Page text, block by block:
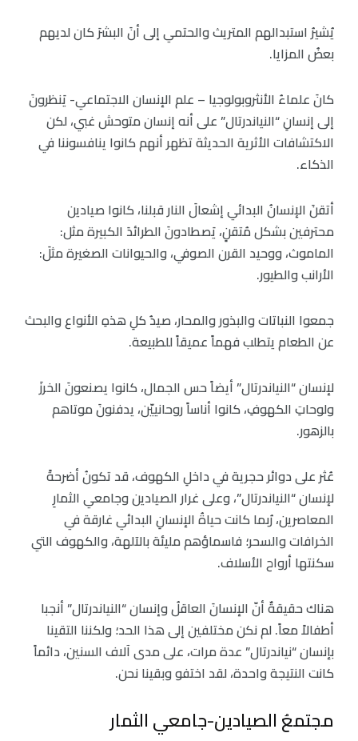
يُشيرُ استبدالهم المتريث والحتمي إلى أنَ البشرَ كان لديهم
بعضُ المزايا.
كانَ علماءُ الأنثروبولوجيا – علم الإنسان الاجتماعي- يَنظرونَ
إلى إنسانِ “النياندرتال” على أنه إنسان متوحش غبي، لكن
الاكتشافات الأثرية الحديثة تظهر أنهم كانوا ينافسوننا في
الذكاء.
أتقنَ الإنسانُ البدائي إشعالَ النار قبلنا، كانوا صيادين
محترفين بشكل مُتقنٍ، يَصطادونَ الطرائدَ الكبيرة مثل:
الماموث، ووحيد القرن الصوفي، والحيوانات الصغيرة مثلَ:
الأرانب والطيور.
جمعوا النباتات والبذور والمحار، صيدُ كلِ هذهِ الأنواع والبحث
عن الطعام يتطلب فهماً عميقاً للطبيعة.
لإنسان “النياندرتال” أيضاً حس الجمال، كانوا يصنعونَ الخرزَ
ولوحاتِ الكهوفِ، كانوا أناساً روحانييّن، يدفنونَ موتاهم
بالزهور.
عُثر على دوائر حجرية في داخلِ الكهوف، قد تكونُ أضرحةً
لإنسان “النياندرتال”، وعلى غرار الصيادين وجامعي الثمارِ
المعاصرين، رُبما كانت حياةُ الإنسانِ البدائي غارقة في
الخرافات والسحر؛ فاسماؤهم مليئة بالآلهة، والكهوف التي
سكنتها أرواح الأسلاف.
هناك حقيقةٌ أنّ الإنسانَ العاقلُ وإنسان “النياندرتال” أنجبا
أطفالاً معاً. لم نكن مختلفين إلى هذا الحد؛ ولكننا التقينا
بإنسان “نياندرتال” عدة مرات، على مدى آلاف السنين، دائماً
كانت النتيجة واحدة، لقد اختفو وبقينا نحن.
مجتمعُ الصيادين-جامعي الثمار